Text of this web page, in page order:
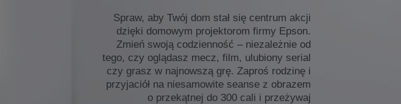
Spraw, aby Twój dom stał się centrum akcji
dzięki domowym projektorom firmy Epson.
Zmień swoją codzienność – niezależnie od
tego, czy oglądasz mecz, film, ulubiony serial
czy grasz w najnowszą grę. Zaproś rodzinę i
przyjaciół na niesamowite seanse z obrazem
o przekątnej do 300 cali i przeżywaj